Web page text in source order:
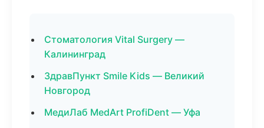
Стоматология Vital Surgery —
Калининград
ЗдравПункт Smile Kids — Великий
Новгород
МедиЛаб MedArt ProfiDent — Уфа